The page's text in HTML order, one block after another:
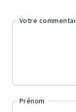
Votre
Prénom